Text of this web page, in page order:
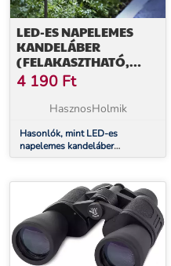
LED-ES NAPELEMES
KANDELÁBER
(FELAKASZTHATÓ,
FEKETE, MELEGFEHÉR)
4 190 Ft
HasznosHolmik
Hasonlók, mint LED-es
napelemes kandeláber
(felakasztható, fekete,